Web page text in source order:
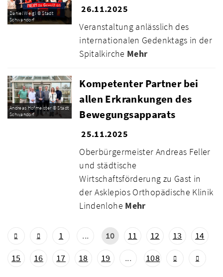
Daniel Weigl © Stadt
Schwandorf
26.11.2025
Veranstaltung anlässlich des
internationalen Gedenktags in der
Spitalkirche Mehr
Andreas Hofmeister © Stadt
Schwandorf
Kompetenter Partner bei
allen Erkrankungen des
Bewegungsapparats
25.11.2025
Oberbürgermeister Andreas Feller
und städtische
Wirtschaftsförderung zu Gast in
der Asklepios Orthopädische Klinik
Lindenlohe Mehr
1 ... 10 11 12 13
14
15
16 17 18 19 ... 108